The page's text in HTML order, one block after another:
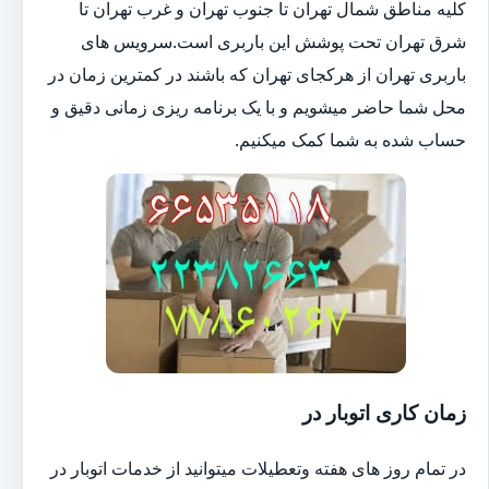
کلیه مناطق شمال تهران تا جنوب تهران و غرب تهران تا
شرق تهران تحت پوشش این باربری است.سرویس های
باربری تهران از هرکجای تهران که باشند در کمترین زمان در
محل شما حاضر میشویم و با یک برنامه ریزی زمانی دقیق و
حساب شده به شما کمک میکنیم.
زمان کاری اتوبار در
در تمام روز های هفته وتعطیلات میتوانید از خدمات اتوبار در